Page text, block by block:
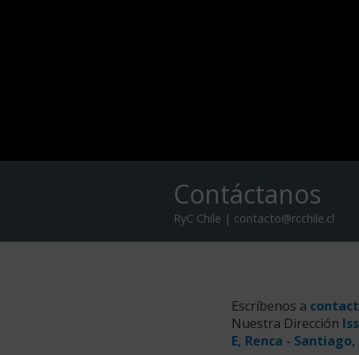
Contáctanos
RyC Chile | contacto@rcchile.cl
Escríbenos a
Nuestra Dirección
E, Renca -